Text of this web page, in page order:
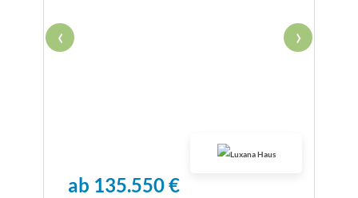
‹ ›
ab 135.550 €